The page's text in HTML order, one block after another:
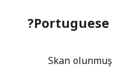
Portuguese
Skan